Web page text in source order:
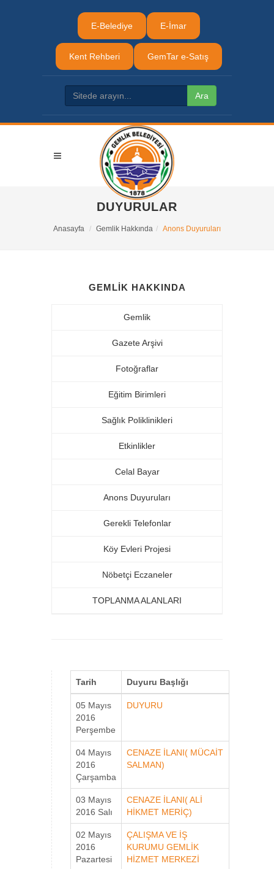
E-Belediye E-İmar
Kent Rehberi GemTar e-Satış
DUYURULAR
Anasayfa Gemlik Hakkında Anons Duyuruları
GEMLIK HAKKINDA
Gemlik
Gazete Arşivi
Fotoğraflar
Eğitim Birimleri
Sağlık Poliklinikleri
Etkinlikler
Celal Bayar
Anons Duyuruları
Gerekli Telefonlar
Köy Evleri Projesi
Nöbetçi Eczaneler
TOPLANMA ALANLARI
Tarih Duyuru Başlığı
05 Mayıs
2016
Perşembe
DUYURU
04 Mayıs
2016
Çarşamba
CENAZE İLANI( MÜCAİT
SALMAN)
03 Mayıs
2016 Salı
CENAZE İLANI( ALİ
HİKMET MERİÇ)
02 Mayıs
2016
Pazartesi
ÇALIŞMA VE İŞ
KURUMU GEMLİK
HİZMET MERKEZİ